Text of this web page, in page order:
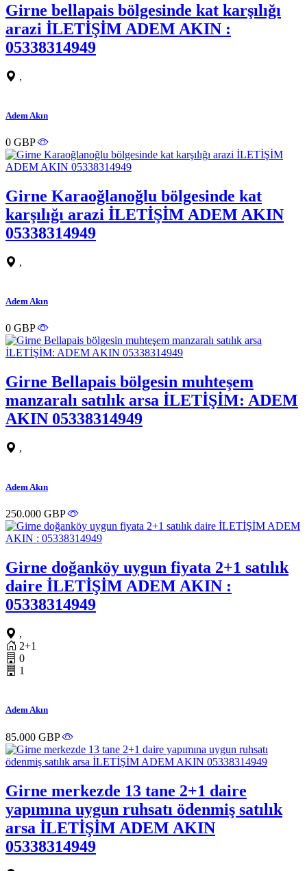
Girne bellapais bölgesinde kat karşılığı
arazi İLETİŞİM ADEM AKIN :
05338314949
,
Adem Akın
0 GBP
Girne Karaoğlanoğlu bölgesinde kat
karşılığı arazi İLETİŞİM ADEM AKIN
05338314949
,
Adem Akın
0 GBP
Girne Bellapais bölgesin muhteşem
manzaralı satılık arsa İLETİŞİM: ADEM
AKIN 05338314949
,
Adem Akın
250.000 GBP
Girne doğanköy uygun fiyata 2+1 satılık
daire İLETİŞİM ADEM AKIN :
05338314949
,
2+1
0
1
Adem Akın
85.000 GBP
Girne merkezde 13 tane 2+1 daire
yapımına uygun ruhsatı ödenmiş satılık
arsa İLETİŞİM ADEM AKIN
05338314949